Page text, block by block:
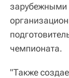
зарубежными
чемпионата.
"Также